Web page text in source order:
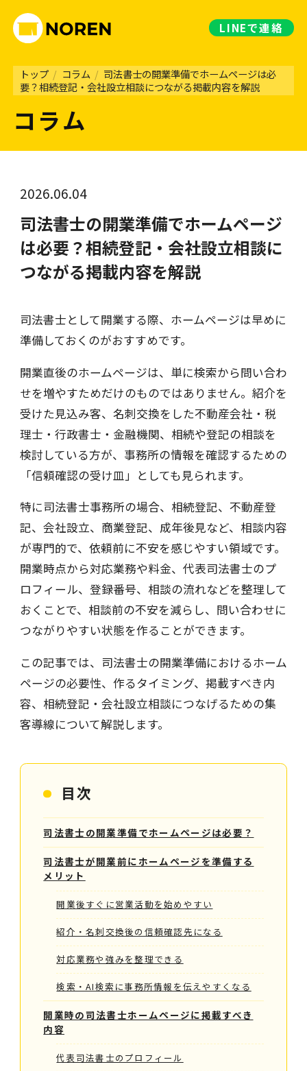
LINEで連絡
トップ / コラム / 司法書士の開業準備でホームページは必
要？相続登記・会社設立相談につながる掲載内容を解説
コラム
2026.06.04
司法書士の開業準備でホームページ
は必要？相続登記・会社設立相談に
つながる掲載内容を解説
司法書士として開業する際、ホームページは早めに
準備しておくのがおすすめです。
開業直後のホームページは、単に検索から問い合わ
せを増やすためだけのものではありません。紹介を
受けた見込み客、名刺交換をした不動産会社・税
理士・行政書士・金融機関、相続や登記の相談を
検討している方が、事務所の情報を確認するための
「信頼確認の受け皿」としても見られます。
特に司法書士事務所の場合、相続登記、不動産登
記、会社設立、商業登記、成年後見など、相談内容
が専門的で、依頼前に不安を感じやすい領域です。
開業時点から対応業務や料金、代表司法書士のプ
ロフィール、登録番号、相談の流れなどを整理して
おくことで、相談前の不安を減らし、問い合わせに
つながりやすい状態を作ることができます。
この記事では、司法書士の開業準備におけるホーム
ページの必要性、作るタイミング、掲載すべき内
容、相続登記・会社設立相談につなげるための集
客導線について解説します。
目次
司法書士の開業準備でホームページは必要？
司法書士が開業前にホームページを準備する
メリット
開業後すぐに営業活動を始めやすい
紹介・名刺交換後の信頼確認先になる
対応業務や強みを整理できる
検索・AI検索に事務所情報を伝えやすくなる
開業時の司法書士ホームページに掲載すべき
内容
代表司法書士のプロフィール